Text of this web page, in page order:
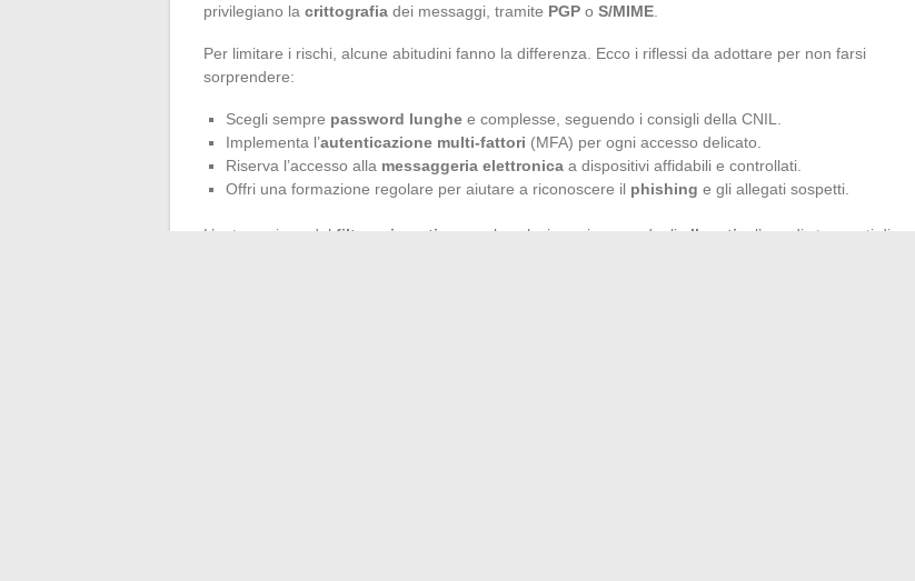
privilegiano la crittografia dei messaggi, tramite PGP o S/MIME
Per limitare i rischi, alcune abitudini fanno la differenza. Ecco i riflessi da adottare per non farsi
sorprendere:
Scegli sempre password lunghe e complesse, seguendo i consigli della CNIL.
Implementa l’autenticazione multi-fattori (MFA) per ogni accesso delicato.
Riserva l’accesso alla messaggeria elettronica a dispositivi affidabili e controllati.
Offri una formazione regolare per aiutare a riconoscere il phishing e gli allegati sospetti.
L’automazione del filtraggio anti-spam , la selezione rigorosa degli allegati e l’uso di strumenti di